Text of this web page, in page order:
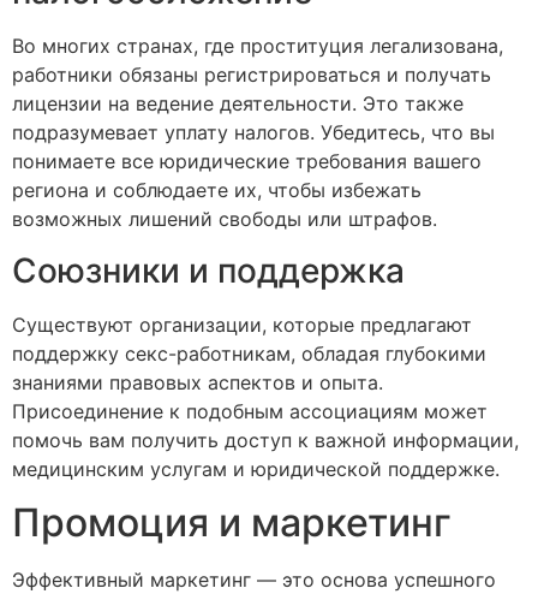
Во многих странах, где проституция легализована,
работники обязаны регистрироваться и получать
лицензии на ведение деятельности. Это также
подразумевает уплату налогов. Убедитесь, что вы
понимаете все юридические требования вашего
региона и соблюдаете их, чтобы избежать
возможных лишений свободы или штрафов.
Союзники и поддержка
Существуют организации, которые предлагают
поддержку секс-работникам, обладая глубокими
знаниями правовых аспектов и опыта.
Присоединение к подобным ассоциациям может
помочь вам получить доступ к важной информации,
медицинским услугам и юридической поддержке.
Промоция и маркетинг
Эффективный маркетинг — это основа успешного